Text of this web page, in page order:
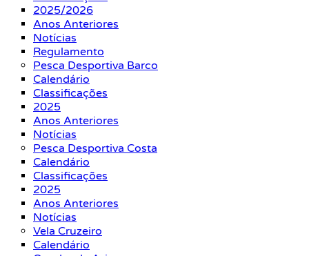
2025/2026
Anos Anteriores
Notícias
Regulamento
Pesca Desportiva Barco
Calendário
Classificações
2025
Anos Anteriores
Notícias
Pesca Desportiva Costa
Calendário
Classificações
2025
Anos Anteriores
Notícias
Vela Cruzeiro
Calendário